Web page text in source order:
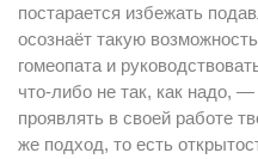
постарается избежать
осознаёт такую
гомеопата и
что-либо не так, как надо,
проявлять в своей работе
же подход, то есть